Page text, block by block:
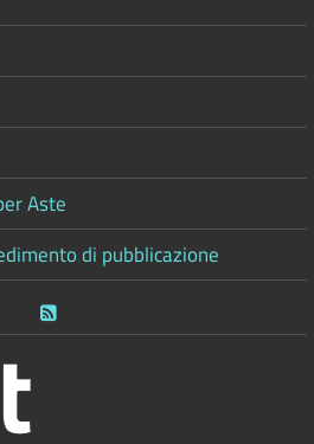
Aste
di pubblicazione